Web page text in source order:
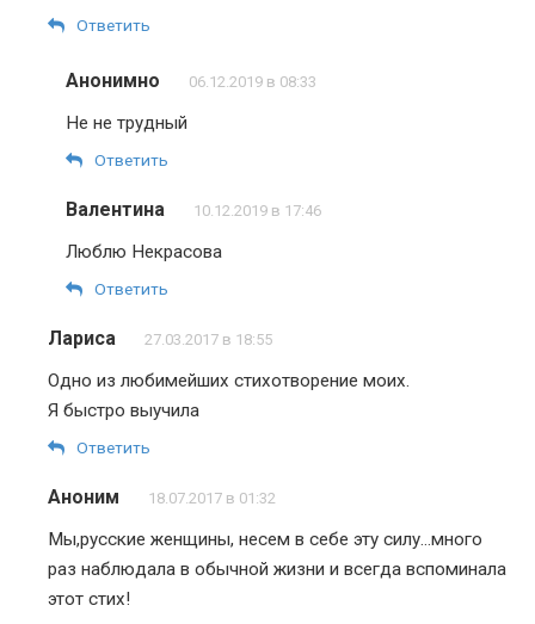
Ответить
Анонимно 06.12.2019 в 08:33
Не не трудный
Ответить
Валентина 10.12.2019 в 17:46
Люблю Некрасова
Ответить
Лариса 27.03.2017 в 18:55
Одно из любимейших стихотворение моих.
Я быстро выучила
Ответить
Аноним 18.07.2017 в 01:32
Мы,русские женщины, несем в себе эту силу…много
раз наблюдала в обычной жизни и всегда вспоминала
этот стих!